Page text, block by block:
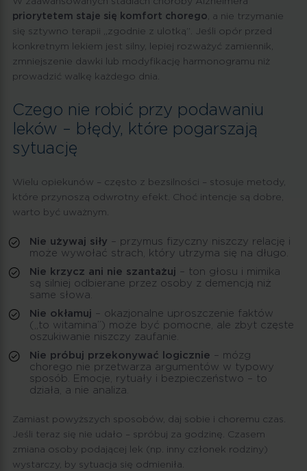
priorytetem staje się komfort chorego, a nie trzymanie
się sztywno terapii „zgodnie z ulotką”. Jeśli opór przed
konkretnym lekiem jest silny, lepiej rozważyć zamiennik,
zmniejszenie dawki lub modyfikację harmonogramu niż
prowadzić walkę każdego dnia.
Czego nie robić przy podawaniu
leków – błędy, które pogarszają
sytuację
Wielu opiekunów – często z bezsilności – stosuje metody,
które przynoszą odwrotny efekt. Choć intencje są dobre,
warto być uważnym.
Nie używaj siły – przymus fizyczny niszczy relację i
może wywołać strach, który utrzyma się na długo.
Nie krzycz ani nie szantażuj – ton głosu i mimika
są silniej odbierane przez osoby z demencją niż
same słowa.
Nie okłamuj – okazjonalne uproszczenie faktów
(„to witamina”) może być pomocne, ale zbyt częste
oszukiwanie niszczy zaufanie.
Nie próbuj przekonywać logicznie – mózg
chorego nie przetwarza argumentów w typowy
sposób. Emocje, rytuały i bezpieczeństwo – to
działa, a nie analiza.
Zamiast powyższych sposobów, daj sobie i choremu czas.
Jeśli teraz się nie udało – spróbuj za godzinę. Czasem
zmiana osoby podającej lek (np. inny członek rodziny)
wystarczy, by sytuacja się odmieniła.